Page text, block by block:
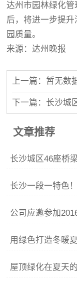
达州市园林绿化
后，将进一步提
园质量。
来源：达州晚报
上一篇：暂无数
下一篇：长沙城
文章推荐
用绿色打造冬暖